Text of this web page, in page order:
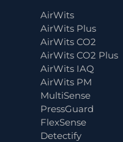
AirWits
AirWits Plus
AirWits CO2
AirWits CO2 Plus
AirWits IAQ
AirWits PM
MultiSense
PressGuard
FlexSense
Detectify